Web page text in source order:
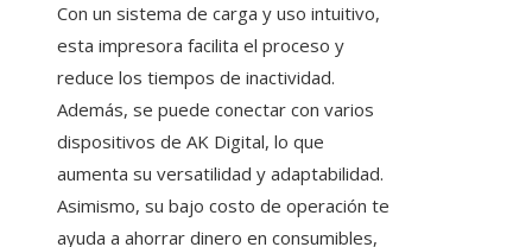
Con un sistema de carga y uso intuitivo,
esta impresora facilita el proceso y
reduce los tiempos de inactividad.
Además, se puede conectar con varios
dispositivos de AK Digital, lo que
aumenta su versatilidad y adaptabilidad.
Asimismo, su bajo costo de operación te
ayuda a ahorrar dinero en consumibles,